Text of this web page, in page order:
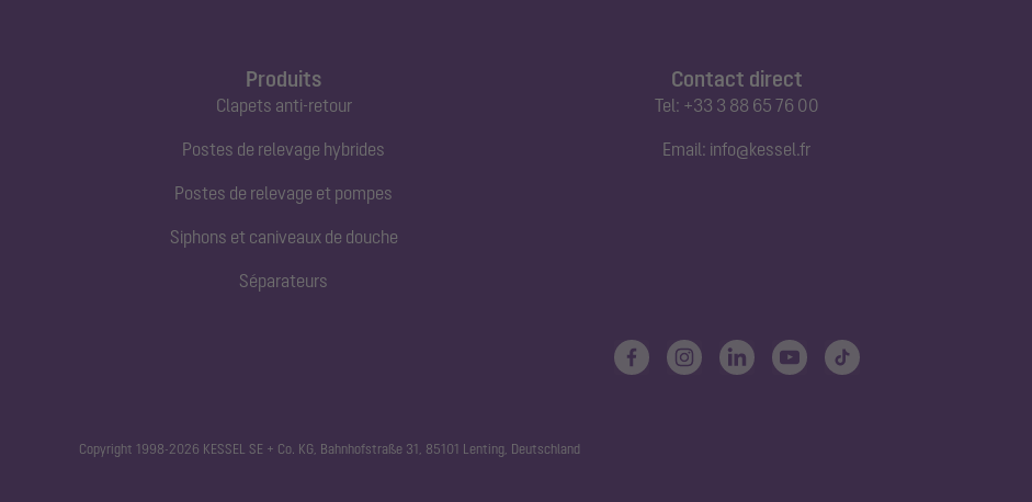
Produits
Clapets anti-retour
Postes de relevage hybrides
Postes de relevage et pompes
Siphons et caniveaux de douche
Séparateurs
Contact direct
Tel: +33 3 88 65 76 00
Email: info@kessel.fr
Copyright 1998-2026 KESSEL SE + Co. KG, Bahnhofstraße 31, 85101 Lenting, Deutschland